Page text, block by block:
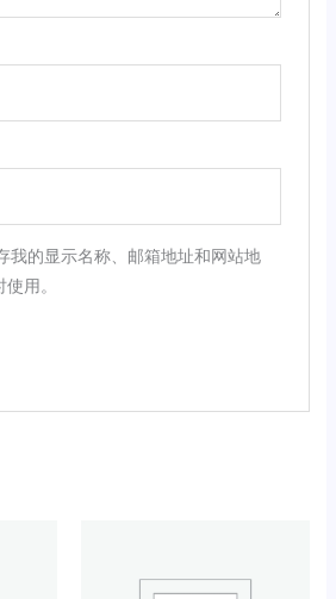
我的显示名称、邮箱地址和网站地
用。